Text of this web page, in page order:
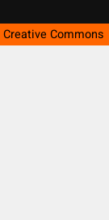
Creative Commons